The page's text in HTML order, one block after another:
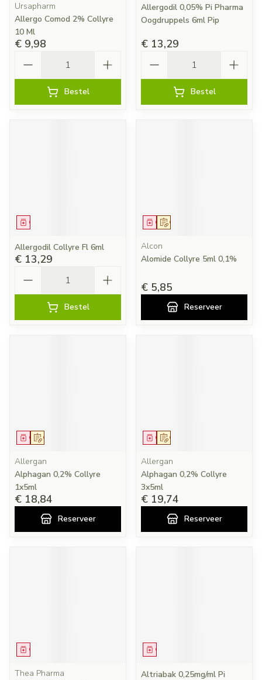
Ursapharm
Allergo Comod 2% Collyre
10 Ml
€ 9,98
Bestel
Allergodil 0,05% Pi Pharma
Oogdruppels 6ml Pip
€ 13,29
Bestel
Geneesmiddel
Allergodil Collyre Fl 6ml
€ 13,29
Bestel
Op voorschrift
Geneesmiddel
Alcon
Alomide Collyre 5ml 0,1%
€ 5,85
Reserveer
Op voorschrift
Geneesmiddel
Allergan
Alphagan 0,2% Collyre
1x5ml
€ 18,84
Reserveer
Op voorschrift
Geneesmiddel
Allergan
Alphagan 0,2% Collyre
3x5ml
€ 19,74
Reserveer
Geneesmiddel
Thea Pharma
Geneesmiddel
Altriabak 0,25mg/ml Pi